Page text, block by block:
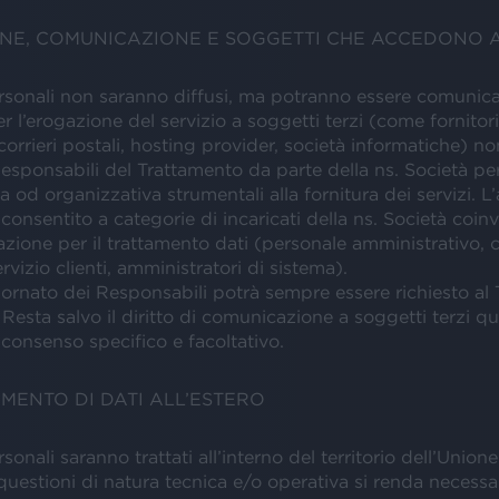
COMUNICAZIONE E SOGGETTI CHE ACCEDONO
non saranno diffusi, ma potranno essere
l’erogazione del servizio a soggetti terzi (come
postali, hosting provider, società informatiche)
del Trattamento da parte della ns. Società
od organizzativa strumentali alla fornitura dei servizi.
a categorie di incaricati della ns. Società
per il trattamento dati (personale amministrativo,
clienti, amministratori di sistema).
dei Responsabili potrà sempre essere richiesto al
salvo il diritto di comunicazione a soggetti terzi
specifico e facoltativo.
DI DATI ALL’ESTERO
saranno trattati all’interno del territorio
di natura tecnica e/o operativa si renda